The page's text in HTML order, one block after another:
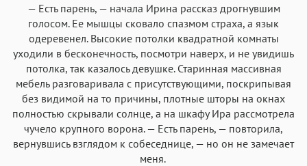
— Есть парень, — начала Ирина рассказ дрогнувшим
голосом. Ее мышцы сковало спазмом страха, а язык
одеревенел. Высокие потолки квадратной комнаты
уходили в бесконечность, посмотри наверх, и не увидишь
потолка, так казалось девушке. Старинная массивная
мебель разговаривала с присутствующими, поскрипывая
без видимой на то причины, плотные шторы на окнах
полностью скрывали солнце, а на шкафу Ира рассмотрела
чучело крупного ворона. — Есть парень, — повторила,
вернувшись взглядом к собеседнице, — но он не замечает
меня.